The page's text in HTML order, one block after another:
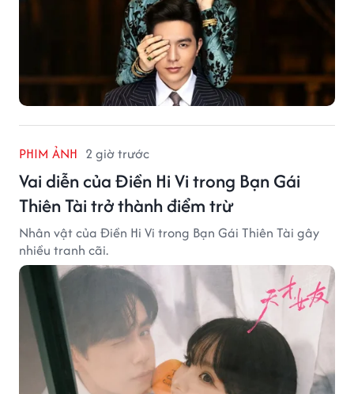
PHIM ẢNH 2 giờ trước
Vai diễn của Điền Hi Vi trong Bạn Gái
Thiên Tài trở thành điểm trừ
Nhân vật của Điền Hi Vi trong Bạn Gái Thiên Tài gây
nhiều tranh cãi.